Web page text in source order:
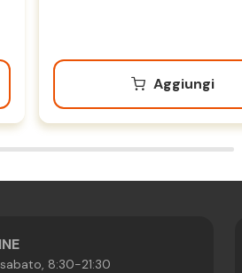
Aggiungi
8:30-21:30